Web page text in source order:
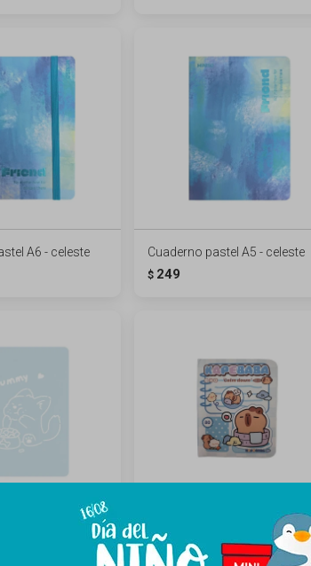
A6 - celeste Cuaderno pastel A5 - celeste
$ 249
animales A6 -
Cuaderno pocket capibara -
celeste